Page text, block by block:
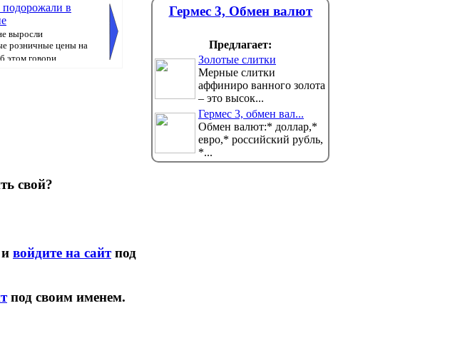
в
выросли
розничные цены на
этом говори...
Правда ли, что популярный
тренд с «детскими» фото
Разбираемся
В соцсетях стремительно набирает
популярность новый тренд: бренды публикуют...
свой?
и войдите на сайтпод
под своим именем.
Гермес 3, Обмен валют
Предлагает:
Золотые слитки
Мерные слитки
аффиниро ванного золота
– это высок...
Гермес 3, обмен вал...
Обмен валют:* доллар,*
евро,* российский рубль,
*...